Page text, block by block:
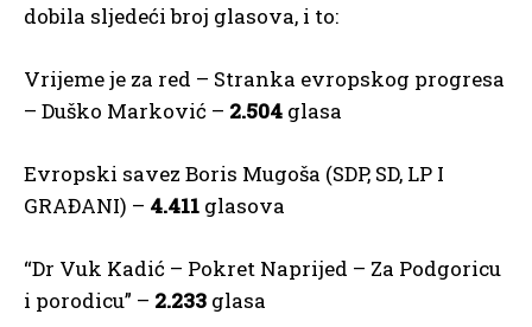
dobila sljedeći broj glasova, i to:
Vrijeme je za red – Stranka evropskog progresa
– Duško Marković – 2.504 glasa
Evropski savez Boris Mugoša (SDP, SD, LP I
GRAĐANI) – 4.411 glasova
“Dr Vuk Kadić – Pokret Naprijed – Za Podgoricu
i porodicu” – 2.233 glasa